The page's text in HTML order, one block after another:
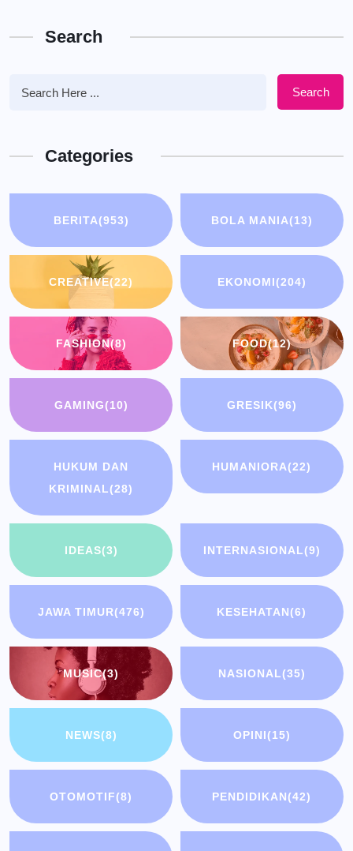
Search
Search
Categories
BERITA(953) BOLA MANIA(13)
CREATIVE(22) EKONOMI(204)
FASHION(8) FOOD(12)
GAMING(10) GRESIK(96)
HUKUM DAN
KRIMINAL(28)
HUMANIORA(22)
IDEAS(3) INTERNASIONAL(9)
JAWA TIMUR(476) KESEHATAN(6)
MUSIC(3) NASIONAL(35)
NEWS(8) OPINI(15)
OTOMOTIF(8) PENDIDIKAN(42)